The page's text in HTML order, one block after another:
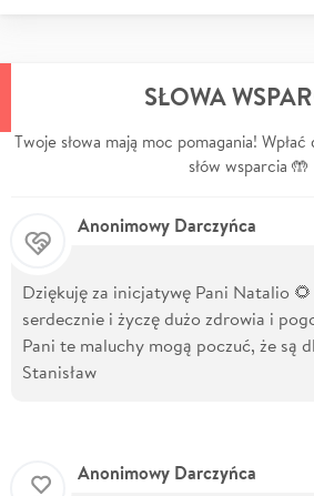
SŁOWA
Twoje słowa mają moc pomagania!
słów wsparcia 🤲
Anonimowy Darczyńca
Dziękuję za inicjatywę Pani Natalio
serdecznie i życzę dużo zdrowia i
Pani te maluchy mogą poczuć, że są
Stanisław
Anonimowy Darczyńca